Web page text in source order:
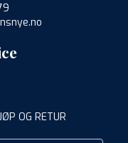
OG RETUR